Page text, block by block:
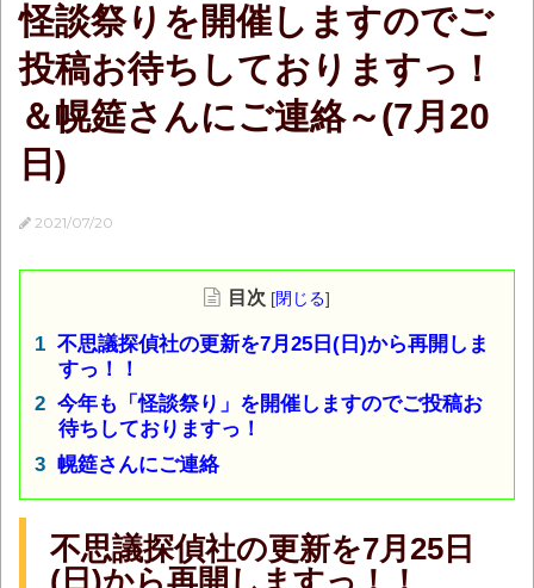
怪談祭りを開催しますのでご
投稿お待ちしておりますっ！
＆幌筵さんにご連絡～(7月20
日)
2021/07/20
目次 [閉じる]
不思議探偵社の更新を7月25日(日)から再開しま
すっ！！
今年も「怪談祭り」を開催しますのでご投稿お
待ちしておりますっ！
幌筵さんにご連絡
不思議探偵社の更新を7月25日
(日)から再開しますっ！！